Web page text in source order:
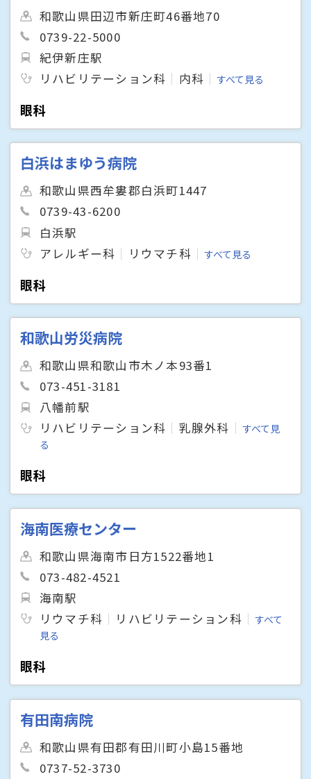
和歌山県田辺市新庄町46番地70
0739-22-5000
紀伊新庄駅
リハビリテーション科
内科 すべて見る
眼科
白浜はまゆう病院
和歌山県西牟婁郡白浜町1447
0739-43-6200
白浜駅
アレルギー科
リウマチ科 すべて見る
眼科
和歌山労災病院
和歌山県和歌山市木ノ本93番1
073-451-3181
八幡前駅
リハビリテーション科
乳腺外科
すべて見
る
眼科
海南医療センター
和歌山県海南市日方1522番地1
073-482-4521
海南駅
リウマチ科
リハビリテーション科
すべて
見る
眼科
有田南病院
和歌山県有田郡有田川町小島15番地
0737-52-3730